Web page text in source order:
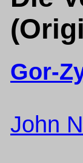
Gor-
John